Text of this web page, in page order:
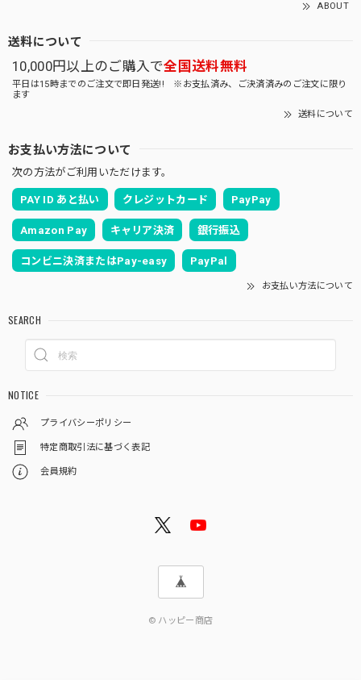
ABOUT
送料について
10,000円以上のご購入で全国送料無料
平日は15時までのご注文で即日発送!! ※お支払済み、ご決済済みのご注文に限り
ます
送料について
お支払い方法について
次の方法がご利用いただけます。
PAY ID あと払い クレジットカード PayPay
Amazon Pay キャリア決済 銀行振込
コンビニ決済またはPay-easy PayPal
お支払い方法について
SEARCH
NOTICE
プライバシーポリシー
特定商取引法に基づく表記
会員規約
© ハッピー商店